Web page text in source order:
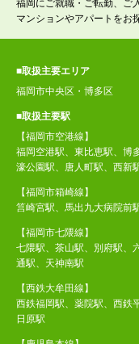
福岡にご就職・ご転勤、ご
マンションやアパートをお
■取扱主要エリア
福岡市中央区・博多区
■取扱主要駅
【福岡市空港線】
福岡空港駅、東比恵駅、博
濠公園駅、唐人町駅、西新
【福岡市箱崎線】
筥崎宮駅、馬出九大病院前
【福岡市七隈線】
七隈駅、茶山駅、別府駅、
通駅、天神南駅
【西鉄大牟田線】
西鉄福岡駅、薬院駅、西鉄
日原駅